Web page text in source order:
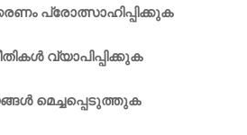
പ്രോത്സാഹിപ്പിക്കുക
വ്യാപിപ്പിക്കുക
മെച്ചപ്പെടുത്തുക